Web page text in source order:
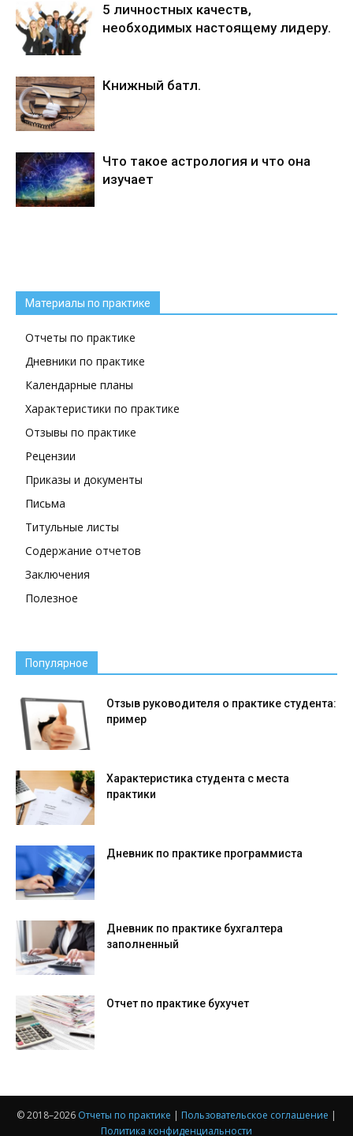
5 личностных качеств,
необходимых настоящему лидеру.
Книжный батл.
Что такое астрология и что она
изучает
Материалы по практике
Отчеты по практике
Дневники по практике
Календарные планы
Характеристики по практике
Отзывы по практике
Рецензии
Приказы и документы
Письма
Титульные листы
Содержание отчетов
Заключения
Полезное
Популярное
Отзыв руководителя о практике студента:
пример
Характеристика студента с места
практики
Дневник по практике программиста
Дневник по практике бухгалтера
заполненный
Отчет по практике бухучет
© 2018–2026 Отчеты по практике | Пользовательское соглашение |
Политика конфиденциальности